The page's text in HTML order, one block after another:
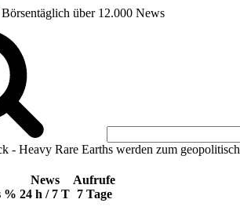
über 12.000 News
- Heavy Rare Earths werden zum
%
News
24 h / 7 T
Aufrufe
7 Tage